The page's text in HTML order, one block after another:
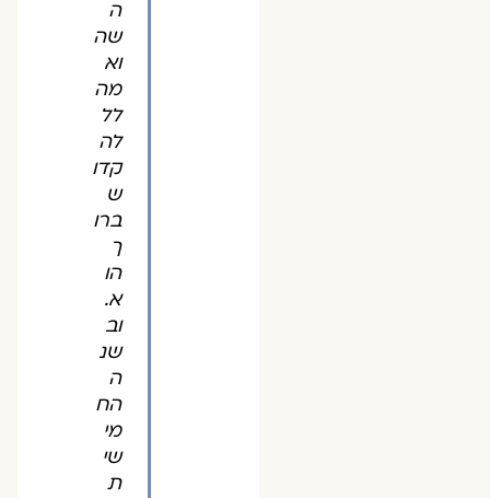
ה
שה
וא
מה
לל
לה
קדו
ש
ברו
ך
הו
א.
וב
שנ
ה
הח
מי
שי
ת